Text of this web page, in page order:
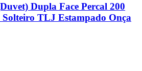
Dupla Face Percal 200
TLJ Estampado Onça